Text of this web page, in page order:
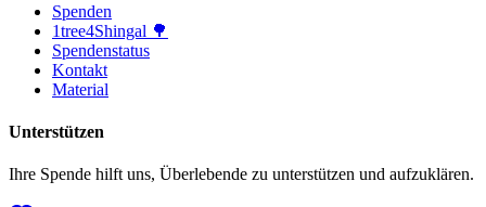
Spenden
1tree4Shingal 🌳
Spendenstatus
Kontakt
Material
Unterstützen
Ihre Spende hilft uns, Überlebende zu unterstützen und aufzuklären.